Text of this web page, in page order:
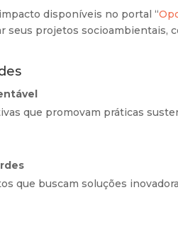
disponíveis no portal “
seus projetos socioambientais,
que promovam práticas
que buscam soluções